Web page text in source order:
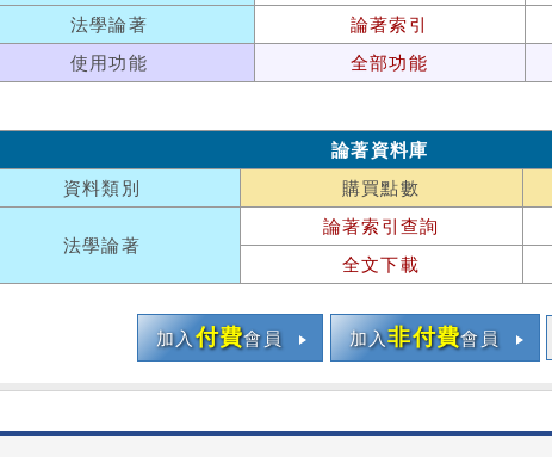
法學論著
論著索引
使用功能
全部功能
論著資料庫
資料類別
購買點數
法學論著
論著索引查詢
全文下載
加入付費會員 加入非付費會員